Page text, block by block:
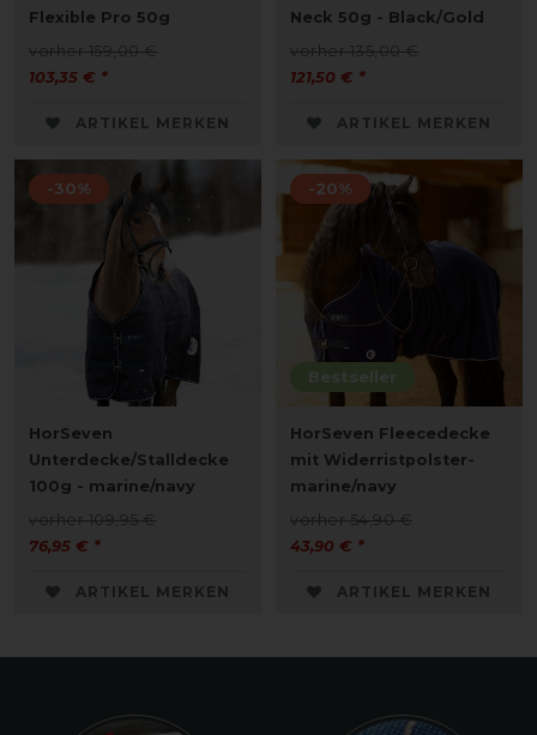
Flexible Pro 50g
vorher 159,00 €
103,35 € *
ARTIKEL MERKEN
Neck 50g - Black/Gold
vorher 135,00 €
121,50 € *
ARTIKEL MERKEN
-30%
HorSeven
Unterdecke/Stalldecke
100g - marine/navy
vorher 109,95 €
76,95 € *
ARTIKEL MERKEN
Bestseller
-20%
HorSeven Fleecedecke
mit Widerristpolster-
marine/navy
vorher 54,90 €
43,90 € *
ARTIKEL MERKEN